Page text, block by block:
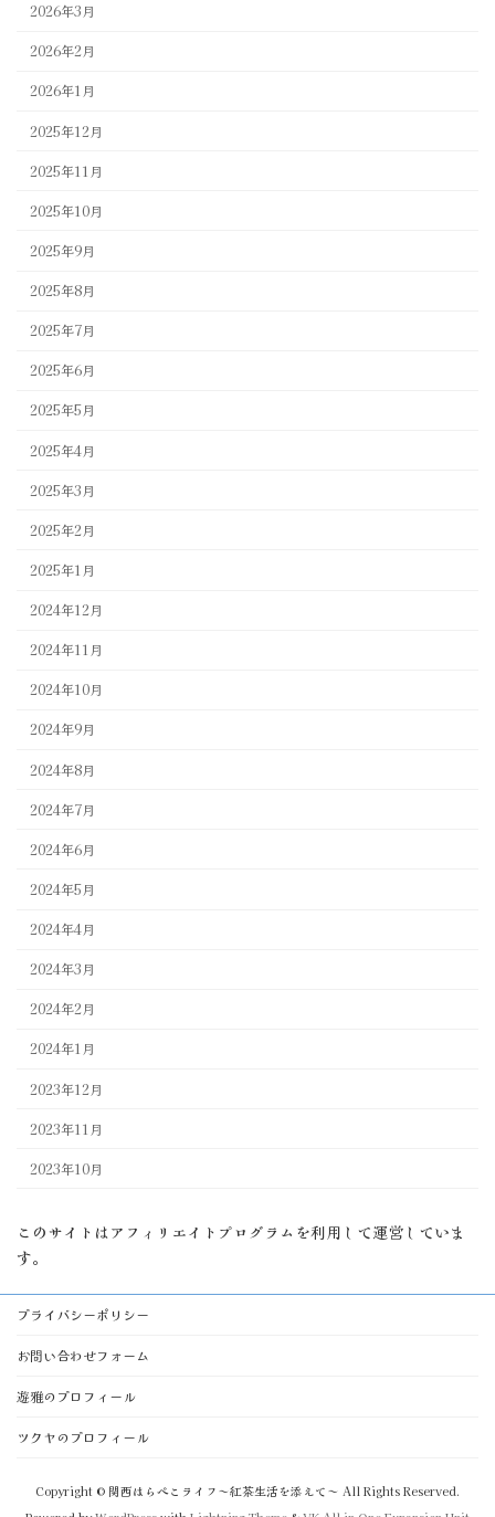
2026年3月
2026年2月
2026年1月
2025年12月
2025年11月
2025年10月
2025年9月
2025年8月
2025年7月
2025年6月
2025年5月
2025年4月
2025年3月
2025年2月
2025年1月
2024年12月
2024年11月
2024年10月
2024年9月
2024年8月
2024年7月
2024年6月
2024年5月
2024年4月
2024年3月
2024年2月
2024年1月
2023年12月
2023年11月
2023年10月
このサイトはアフィリエイトプログラムを利用して運営していま
す。
プライバシーポリシー
お問い合わせフォーム
遊雅のプロフィール
ツクヤのプロフィール
Copyright © 関西はらぺこライフ～紅茶生活を添えて～ All Rights Reserved.